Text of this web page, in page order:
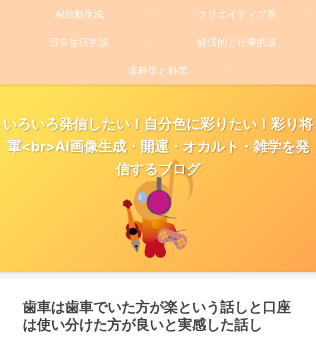
いろいろ発信したい！自分色に彩りたい！彩り将
軍<br>AI画像生成・開運・オカルト・雑学を発
信するブログ
AI自動生成 クリエイティブ系
日常生活的談 経済的と仕事的談
非科学と科学
歯車は歯車でいた方が楽という話しと口座
は使い分けた方が良いと実感した話し